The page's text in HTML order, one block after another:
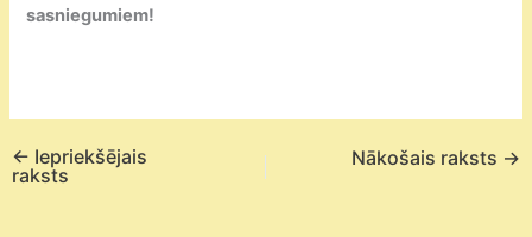
sasniegumiem!
← Iepriekšējais
raksts
Nākošais raksts →